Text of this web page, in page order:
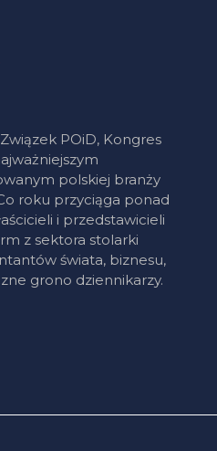
POiD, Kongres
polskiej branży
roku przyciąga ponad
i przedstawicieli
z sektora stolarki
świata, biznesu,
grono dziennikarzy.